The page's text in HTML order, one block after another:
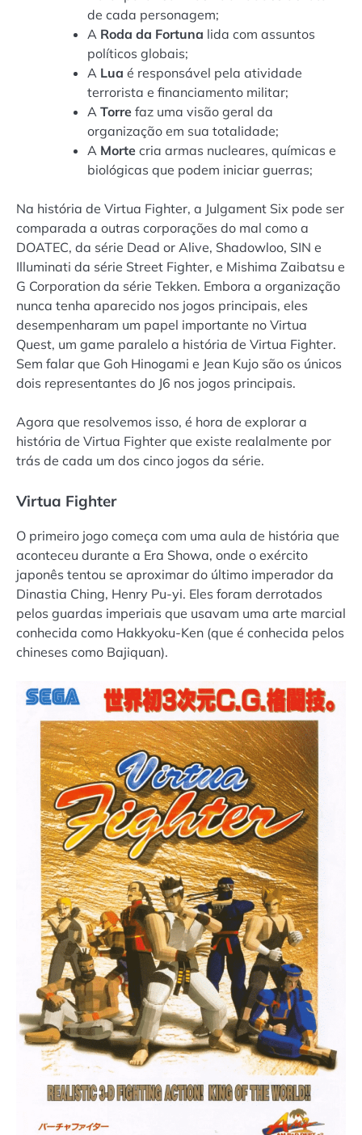
de cada personagem;
A Roda da Fortuna lida com assuntos
políticos globais;
A Lua é responsável pela atividade
terrorista e financiamento militar;
A Torre faz uma visão geral da
organização em sua totalidade;
A Morte cria armas nucleares, químicas e
biológicas que podem iniciar guerras;
Na história de Virtua Fighter, a Julgament Six pode ser
comparada a outras corporações do mal como a
DOATEC, da série Dead or Alive, Shadowloo, SIN e
Illuminati da série Street Fighter, e Mishima Zaibatsu e
G Corporation da série Tekken. Embora a organização
nunca tenha aparecido nos jogos principais, eles
desempenharam um papel importante no Virtua
Quest, um game paralelo a história de Virtua Fighter.
Sem falar que Goh Hinogami e Jean Kujo são os únicos
dois representantes do J6 nos jogos principais.
Agora que resolvemos isso, é hora de explorar a
história de Virtua Fighter que existe realalmente por
trás de cada um dos cinco jogos da série.
Virtua Fighter
O primeiro jogo começa com uma aula de história que
aconteceu durante a Era Showa, onde o exército
japonês tentou se aproximar do último imperador da
Dinastia Ching, Henry Pu-yi. Eles foram derrotados
pelos guardas imperiais que usavam uma arte marcial
conhecida como Hakkyoku-Ken (que é conhecida pelos
chineses como Bajiquan).